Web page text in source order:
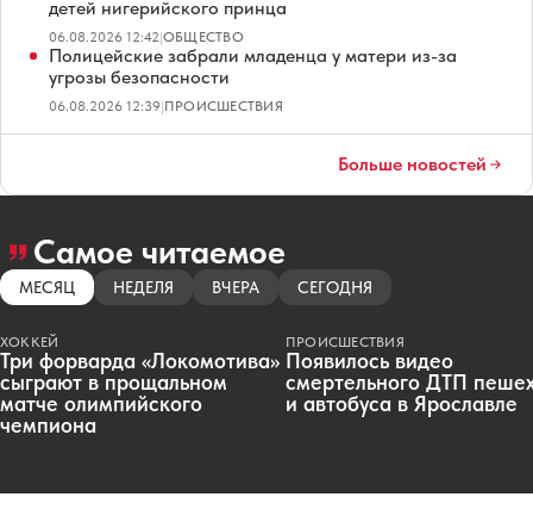
детей нигерийского принца
06.08.2026 12:42|ОБЩЕСТВО
Полицейские забрали младенца у матери из-за
угрозы безопасности
06.08.2026 12:39|ПРОИСШЕСТВИЯ
Больше новостей
Самое читаемое
МЕСЯЦ НЕДЕЛЯ ВЧЕРА СЕГОДНЯ
ХОККЕЙ
Три форварда «Локомотива»
сыграют в прощальном
матче олимпийского
чемпиона
ПРОИСШЕСТВИЯ
Появилось видео
смертельного ДТП
и автобуса в Ярославле